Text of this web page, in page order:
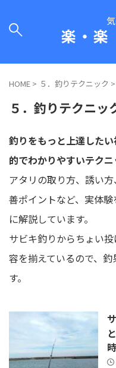
楽・
HOME > ５．釣りテクニック >
５．釣りテクニッ
釣りをもっと上達した
的でわかりやすいテクニ
アタリの取り方、誘い
善ポイントなど、実体
に解説しています。
サビキ釣りからちょい
容を揃えているので、
す。